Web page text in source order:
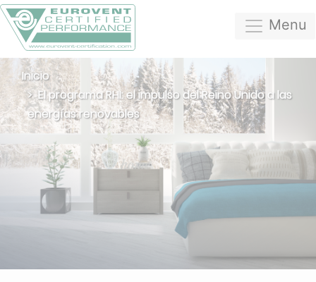
Menu
Inicio
El programa RHI: el impulso del Reino Unido a las
energías renovables